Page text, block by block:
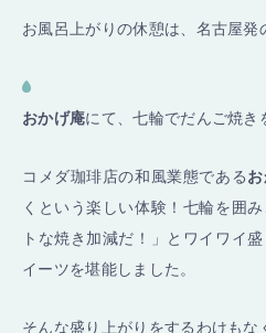
お風呂上がりの休憩は、名古屋発
おかげ庵にて、七輪でだんご焼き
コメダ珈琲店の和風業態である
くという楽しい体験！七輪を囲
トな焼き加減だ！」とワイワイ
イーツを堪能しました。
そんな盛り上がりをするわけもな